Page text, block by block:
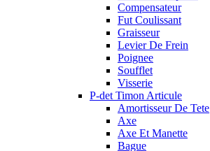
Compensateur
Fut Coulissant
Graisseur
Levier De Frein
Poignee
Soufflet
Visserie
P-det Timon Articule
Amortisseur De Tete
Axe
Axe Et Manette
Bague